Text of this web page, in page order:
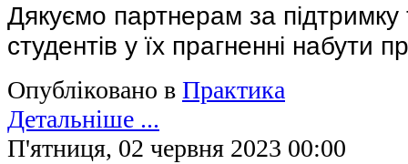
Дякуємо партнерам за
студентів у їх прагненні набути
Опубліковано в Практика
Детальніше ...
П'ятниця, 02 червня 2023 00:00